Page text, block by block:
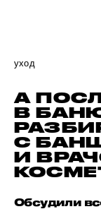
уход
А
В
С
И
Обсудили